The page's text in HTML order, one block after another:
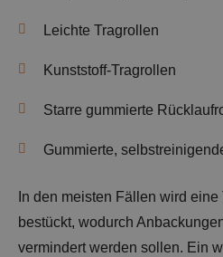
Leichte Tragrollen
Kunststoff-Tragrollen
Starre gummierte
Gummierte,
In den meisten Fällen wird
bestückt, wodurch
vermindert werden sollen. Ein